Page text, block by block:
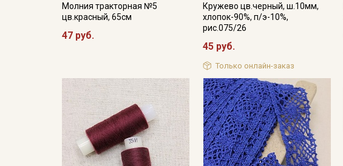
Молния тракторная №5
цв.красный, 65см
47 руб.
Кружево цв.черный, ш.10мм,
хлопок-90%, п/э-10%,
рис.075/26
45 руб.
Только онлайн-заказ